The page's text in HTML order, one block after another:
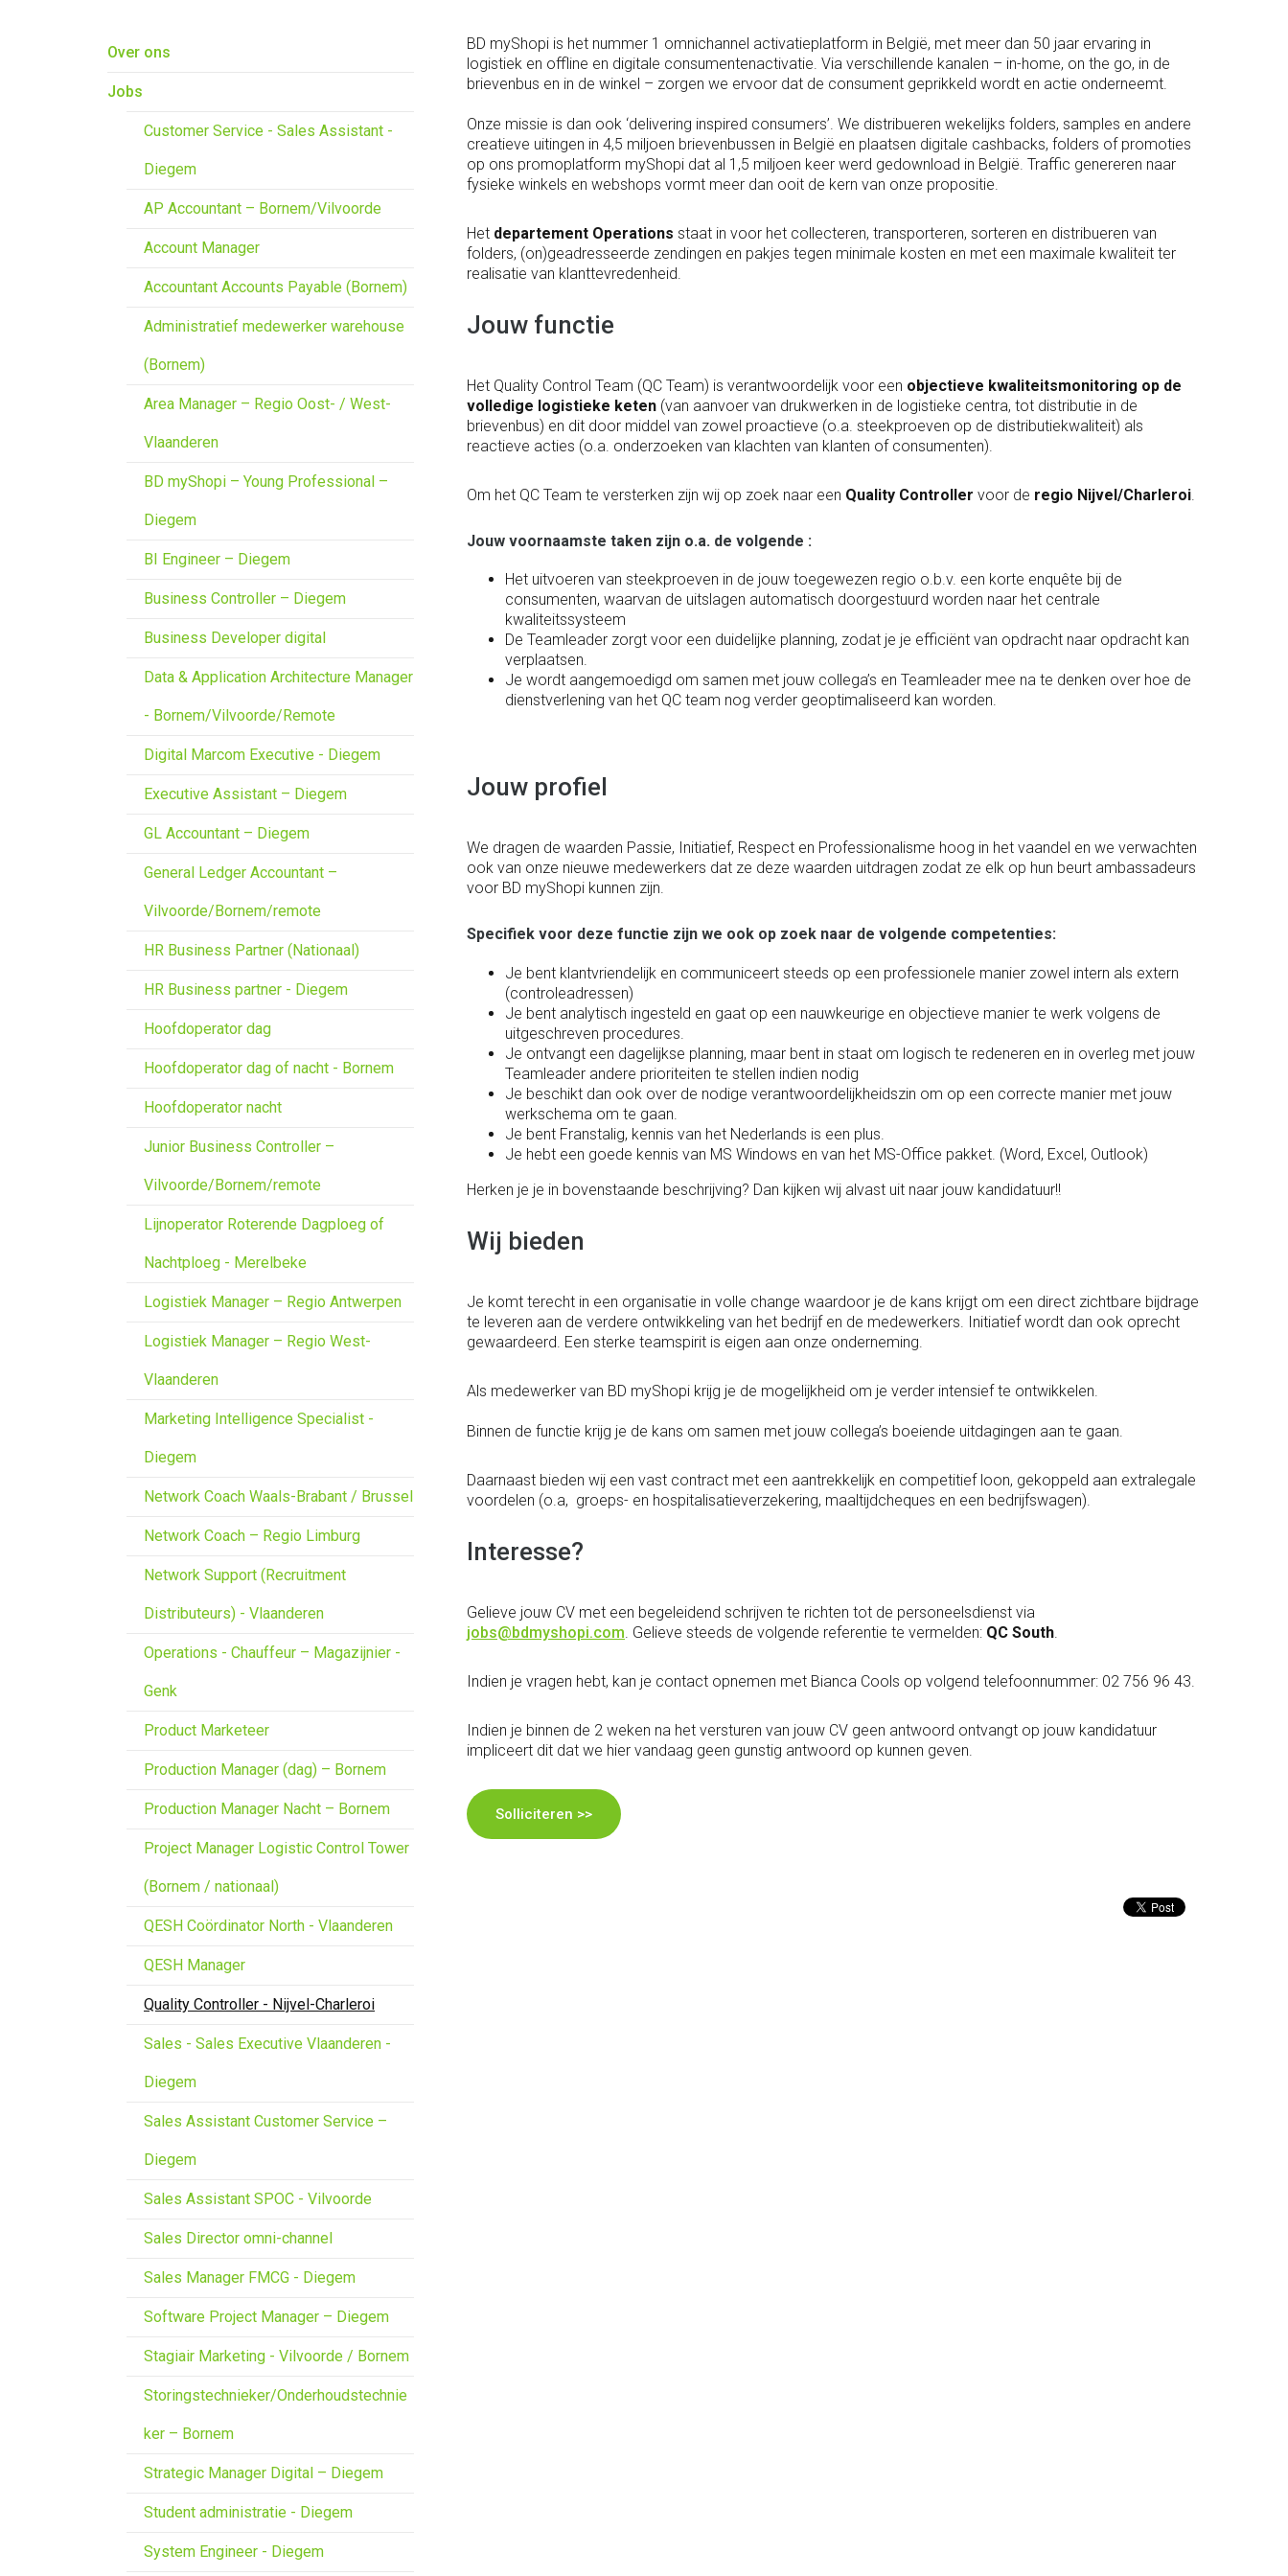
Over ons
Jobs
Customer Service - Sales Assistant -
Diegem
AP Accountant – Bornem/Vilvoorde
Account Manager
Accountant Accounts Payable (Bornem)
Administratief medewerker warehouse
(Bornem)
Area Manager – Regio Oost- / West-
Vlaanderen
BD myShopi – Young Professional –
Diegem
BI Engineer – Diegem
Business Controller – Diegem
Business Developer digital
Data & Application Architecture Manager
- Bornem/Vilvoorde/Remote
Digital Marcom Executive - Diegem
Executive Assistant – Diegem
GL Accountant – Diegem
General Ledger Accountant –
Vilvoorde/Bornem/remote
HR Business Partner (Nationaal)
HR Business partner - Diegem
Hoofdoperator dag
Hoofdoperator dag of nacht - Bornem
Hoofdoperator nacht
Junior Business Controller –
Vilvoorde/Bornem/remote
Lijnoperator Roterende Dagploeg of
Nachtploeg - Merelbeke
Logistiek Manager – Regio Antwerpen
Logistiek Manager – Regio West-
Vlaanderen
Marketing Intelligence Specialist -
Diegem
Network Coach Waals-Brabant / Brussel
Network Coach – Regio Limburg
Network Support (Recruitment
Distributeurs) - Vlaanderen
Operations - Chauffeur – Magazijnier -
Genk
Product Marketeer
Production Manager (dag) – Bornem
Production Manager Nacht – Bornem
Project Manager Logistic Control Tower
(Bornem / nationaal)
QESH Coördinator North - Vlaanderen
QESH Manager
Quality Controller - Nijvel-Charleroi
Sales - Sales Executive Vlaanderen -
Diegem
Sales Assistant Customer Service –
Diegem
Sales Assistant SPOC - Vilvoorde
Sales Director omni-channel
Sales Manager FMCG - Diegem
Software Project Manager – Diegem
Stagiair Marketing - Vilvoorde / Bornem
Storingstechnieker/Onderhoudstechnie
ker – Bornem
Strategic Manager Digital – Diegem
Student administratie - Diegem
System Engineer - Diegem
BD myShopi is het nummer 1 omnichannel activatieplatform in België, met meer dan 50 jaar ervaring in
logistiek en offline en digitale consumentenactivatie. Via verschillende kanalen – in-home, on the go, in de
brievenbus en in de winkel – zorgen we ervoor dat de consument geprikkeld wordt en actie onderneemt.
Onze missie is dan ook ‘delivering inspired consumers’. We distribueren wekelijks folders, samples en andere
creatieve uitingen in 4,5 miljoen brievenbussen in België en plaatsen digitale cashbacks, folders of promoties
op ons promoplatform myShopi dat al 1,5 miljoen keer werd gedownload in België. Traffic genereren naar
fysieke winkels en webshops vormt meer dan ooit de kern van onze propositie.
Het departement Operations staat in voor het collecteren, transporteren, sorteren en distribueren van
folders, (on)geadresseerde zendingen en pakjes tegen minimale kosten en met een maximale kwaliteit ter
realisatie van klanttevredenheid.
Jouw functie
Het Quality Control Team (QC Team) is verantwoordelijk voor een objectieve kwaliteitsmonitoring op de
volledige logistieke keten (van aanvoer van drukwerken in de logistieke centra, tot distributie in de
brievenbus) en dit door middel van zowel proactieve (o.a. steekproeven op de distributiekwaliteit) als
reactieve acties (o.a. onderzoeken van klachten van klanten of consumenten).
Om het QC Team te versterken zijn wij op zoek naar een Quality Controller voor de regio Nijvel/Charleroi.
Jouw voornaamste taken zijn o.a. de volgende :
Het uitvoeren van steekproeven in de jouw toegewezen regio o.b.v. een korte enquête bij de
consumenten, waarvan de uitslagen automatisch doorgestuurd worden naar het centrale
kwaliteitssysteem
De Teamleader zorgt voor een duidelijke planning, zodat je je efficiënt van opdracht naar opdracht kan
verplaatsen.
Je wordt aangemoedigd om samen met jouw collega’s en Teamleader mee na te denken over hoe de
dienstverlening van het QC team nog verder geoptimaliseerd kan worden.
Jouw profiel
We dragen de waarden Passie, Initiatief, Respect en Professionalisme hoog in het vaandel en we verwachten
ook van onze nieuwe medewerkers dat ze deze waarden uitdragen zodat ze elk op hun beurt ambassadeurs
voor BD myShopi kunnen zijn.
Specifiek voor deze functie zijn we ook op zoek naar de volgende competenties:
Je bent klantvriendelijk en communiceert steeds op een professionele manier zowel intern als extern
(controleadressen)
Je bent analytisch ingesteld en gaat op een nauwkeurige en objectieve manier te werk volgens de
uitgeschreven procedures.
Je ontvangt een dagelijkse planning, maar bent in staat om logisch te redeneren en in overleg met jouw
Teamleader andere prioriteiten te stellen indien nodig
Je beschikt dan ook over de nodige verantwoordelijkheidszin om op een correcte manier met jouw
werkschema om te gaan.
Je bent Franstalig, kennis van het Nederlands is een plus.
Je hebt een goede kennis van MS Windows en van het MS-Office pakket. (Word, Excel, Outlook)
Herken je je in bovenstaande beschrijving? Dan kijken wij alvast uit naar jouw kandidatuur!!
Wij bieden
Je komt terecht in een organisatie in volle change waardoor je de kans krijgt om een direct zichtbare bijdrage
te leveren aan de verdere ontwikkeling van het bedrijf en de medewerkers. Initiatief wordt dan ook oprecht
gewaardeerd. Een sterke teamspirit is eigen aan onze onderneming.
Als medewerker van BD myShopi krijg je de mogelijkheid om je verder intensief te ontwikkelen.
Binnen de functie krijg je de kans om samen met jouw collega’s boeiende uitdagingen aan te gaan.
Daarnaast bieden wij een vast contract met een aantrekkelijk en competitief loon, gekoppeld aan extralegale
voordelen (o.a, groeps- en hospitalisatieverzekering, maaltijdcheques en een bedrijfswagen).
Interesse?
Gelieve jouw CV met een begeleidend schrijven te richten tot de personeelsdienst via
jobs@bdmyshopi.com . Gelieve steeds de volgende referentie te vermelden: QC South
Indien je vragen hebt, kan je contact opnemen met Bianca Cools op volgend telefoonnummer: 02 756 96 43.
Indien je binnen de 2 weken na het versturen van jouw CV geen antwoord ontvangt op jouw kandidatuur
impliceert dit dat we hier vandaag geen gunstig antwoord op kunnen geven.
Solliciteren >>